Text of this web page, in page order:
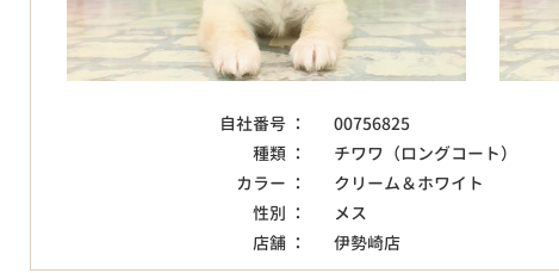
自社番号 ：
00756825
種類 ：
チワワ（ロングコート）
カラー ：
クリーム＆ホワイト
性別 ：
メス
店舗 ：
伊勢崎店